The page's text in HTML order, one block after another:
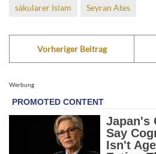
säkularer Islam
Seyran Ates
Vorheriger Beitrag
Werbung